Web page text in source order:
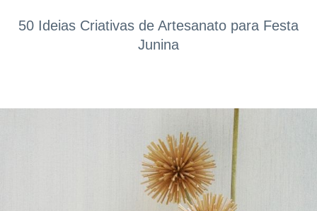
50 Ideias Criativas de Artesanato para Festa
Junina